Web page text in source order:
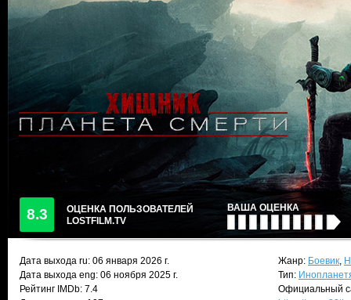
8.3
ОЦЕНКА ПОЛЬЗОВАТЕЛЕЙ
LOSTFILM.TV
ВАША ОЦЕНКА
Дата выхода ru: 06 января 2026 г.
Дата выхода eng: 06 ноября 2025 г.
Рейтинг IMDb: 7.4
Жанр: Боевик,
Тип:
Официальный